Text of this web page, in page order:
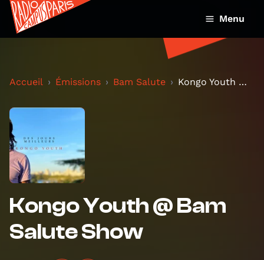
Menu
Accueil Émissions Bam Salute Kongo Youth @ Bam Salute Show
Kongo Youth @ Bam
Salute Show